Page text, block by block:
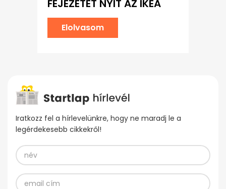
FEJEZETET NYIT AZ IKEA
Elolvasom
Iratkozz fel a hírlevelünkre, hogy ne maradj le a
legérdekesebb cikkekről!